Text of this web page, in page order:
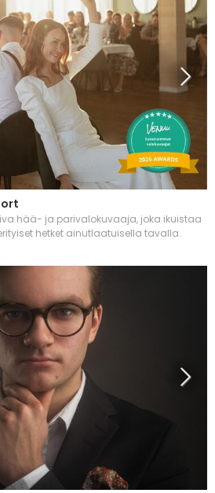
hää- ja parivalokuvaaja, joka ikuistaa
hetket ainutlaatuisella tavalla.